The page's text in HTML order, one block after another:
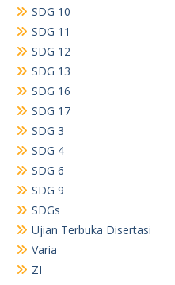
SDG 10
SDG 11
SDG 12
SDG 13
SDG 16
SDG 17
SDG 3
SDG 4
SDG 6
SDG 9
SDGs
Ujian Terbuka Disertasi
Varia
ZI